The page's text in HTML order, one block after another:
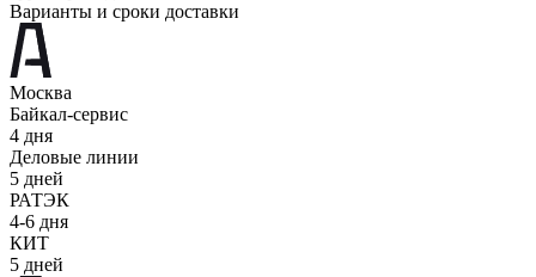
Варианты и сроки доставки
Москва
Байкал-сервис
4 дня
Деловые линии
5 дней
РАТЭК
4-6 дня
КИТ
5 дней